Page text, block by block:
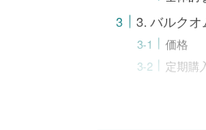
3. バルク
価格
定期購